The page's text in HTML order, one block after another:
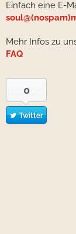
Einfach eine E-
Mehr Infos zu
FAQ
0
Twitter